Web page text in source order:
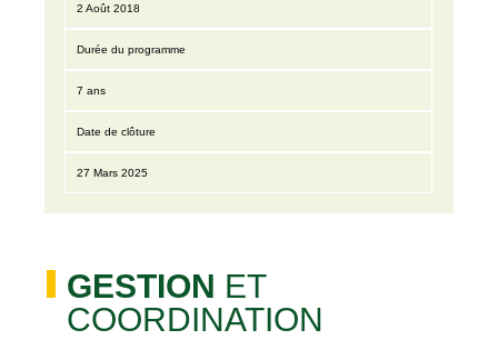
2 Août 2018
Durée du programme
7 ans
Date de clôture
27 Mars 2025
GESTION ET
COORDINATION